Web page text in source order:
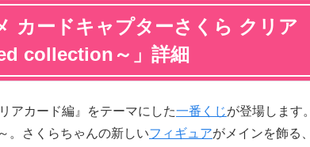
カードキャプターさくら クリア
collection～」詳細
アカード編』をテーマにした一番くじが登場します。
。さくらちゃんの新しいフィギュアがメインを飾る、